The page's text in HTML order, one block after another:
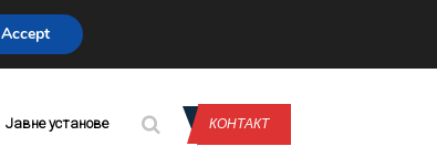
Јавне установе КОНТАКТ
Accept